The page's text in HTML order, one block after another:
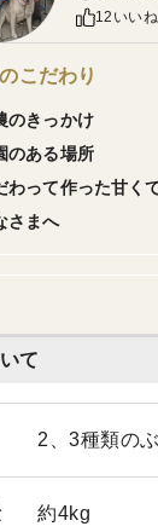
て
2、3種類の
約4kg
12いいね
こだわり
のきっかけ
のある場所
わって作った甘く
さまへ